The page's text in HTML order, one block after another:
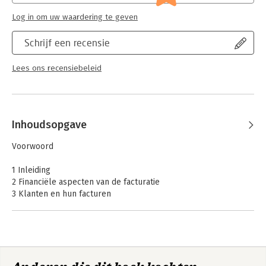
Schrijf een recensie
Lees ons recensiebeleid
Log in om uw waardering te geven
Inhoudsopgave
Voorwoord
1 Inleiding
2 Financiële aspecten van de facturatie
3 Klanten en hun facturen